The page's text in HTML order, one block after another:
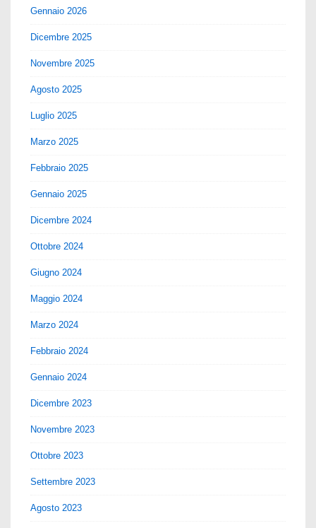
Gennaio 2026
Dicembre 2025
Novembre 2025
Agosto 2025
Luglio 2025
Marzo 2025
Febbraio 2025
Gennaio 2025
Dicembre 2024
Ottobre 2024
Giugno 2024
Maggio 2024
Marzo 2024
Febbraio 2024
Gennaio 2024
Dicembre 2023
Novembre 2023
Ottobre 2023
Settembre 2023
Agosto 2023